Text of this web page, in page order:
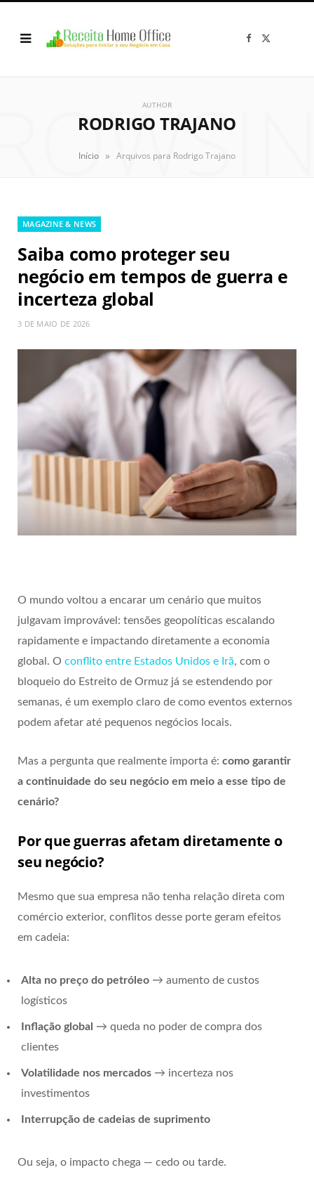
F
AUTHOR
RODRIGO TRAJANO
Início » Arquivos para Rodrigo Trajano
MAGAZINE & NEWS
Saiba como proteger seu
negócio em tempos de guerra e
incerteza global
3 DE MAIO DE 2026
O mundo voltou a encarar um cenário que muitos
julgavam improvável: tensões geopolíticas escalando
rapidamente e impactando diretamente a economia
global. O conflito entre Estados Unidos e Irã, com o
bloqueio do Estreito de Ormuz já se estendendo por
semanas, é um exemplo claro de como eventos externos
podem afetar até pequenos negócios locais.
Mas a pergunta que realmente importa é: como garantir
a continuidade do seu negócio em meio a esse tipo de
cenário?
Por que guerras afetam diretamente o
seu negócio?
Mesmo que sua empresa não tenha relação direta com
comércio exterior, conflitos desse porte geram efeitos
em cadeia:
Alta no preço do petróleo → aumento de custos
logísticos
Inflação global → queda no poder de compra dos
clientes
Volatilidade nos mercados → incerteza nos
investimentos
Interrupção de cadeias de suprimento
Ou seja, o impacto chega — cedo ou tarde.